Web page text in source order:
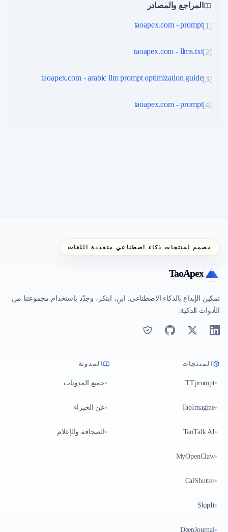
المراجع والمصادر
[
1
]
taoapex.com - prompt
[
2
]
taoapex.com - llms.txt
[
3
]
taoapex.com - arabic llm prompt optimization guide
[
4
]
taoapex.com - prompt
مصمم لمنتجات ذكاء اصطناعي متعددة اللغات
TaoApex
تمكين الإبداع بالذكاء الاصطناعي. ابنِ، ابتكر، وجدّد باستخدام مجموعتنا من
الأدوات الذكية.
المنتجات
TTprompt
TaoImagine
TaoTalk AI
MyOpenClaw
CalShutter
SkipIt
DeepJournal
المدونة
جميع المدونات
عن الخبراء
الصحافة والإعلام